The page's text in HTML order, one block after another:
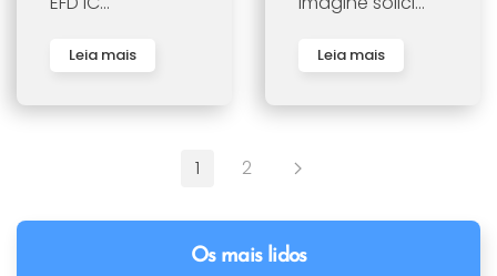
Leia mais Leia mais
1 2
Os mais lidos